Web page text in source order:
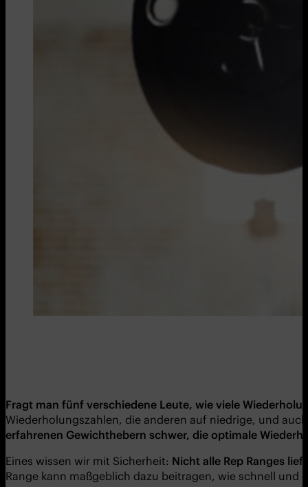
Fragt man fünf verschiedene Leute, wie viele
Wiederholungszahlen, die anderen auf niedrige, und
erfahrenen Gewichthebern schwer, die optimale
Eines wissen wir mit Sicherheit: Nicht alle Rep Ranges
Range kann maßgeblich dazu beitragen, wie schnell und